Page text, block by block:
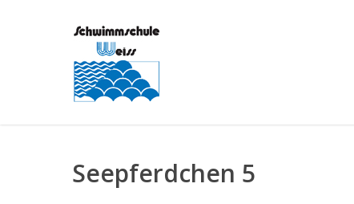
Seepferdchen 5